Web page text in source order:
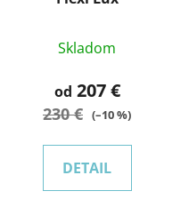
Skladom
od 207 €
230 € (–10 %)
DETAIL